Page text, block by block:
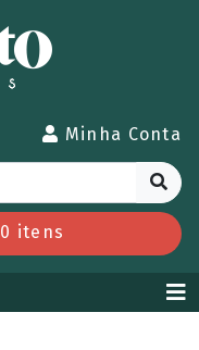
Minha Conta
0 itens